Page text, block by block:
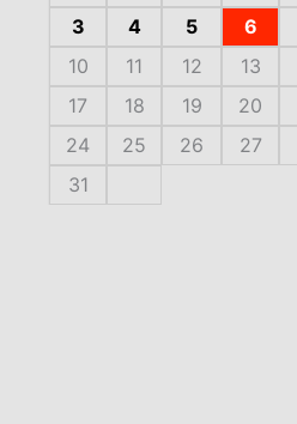
3
4 5 6
10
11 12 13
17
18 19 20
24
25 26 27
31